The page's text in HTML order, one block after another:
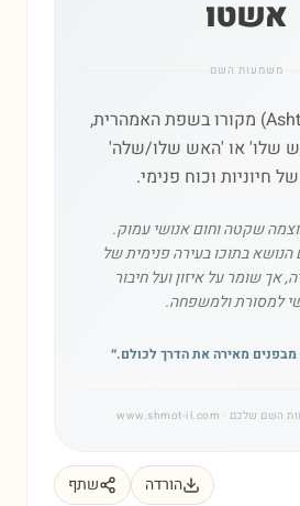
אשטו
משמעות השם
השם אשטו (Ashtu) מקורו בשפת האמהרית,
שלו' או 'האש שלו/שלה'
חיוניות וכוח פנימי.
שקטה וחום אנושי עמוק.
בתוכו בעירה פנימית של
אך שומר על איזון ועל חיבור
למסורת ולמשפחה.
מאירה את הדרך לכולם.״
השם שלכם · www.shmot-il.com
הורדה שתף